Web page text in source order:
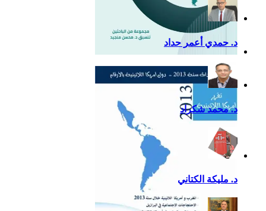
التقرير السياسي لأمريكا
اللاتينية للعام 2020
د. حمدي أعمر حداد
د. محمد شكراد
د. مليكة الكتاني